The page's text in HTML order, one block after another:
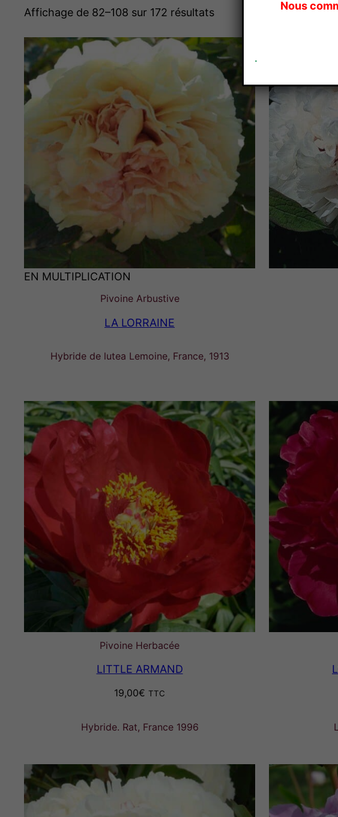
Affichage de 82–108 sur 172 résultats
EN MULTIPLICATION
Pivoine Arbustive
LA LORRAINE
Hybride de lutea Lemoine, France, 1913
Pivoine Herbacée
LITTLE ARMAND
19,00€ TTC
Hybride. Rat, France 1996
Nous
.